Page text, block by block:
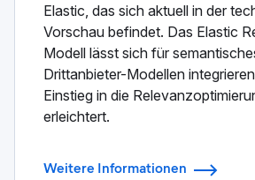
Elastic, das sich aktuell in der
Vorschau befindet. Das Elastic
Modell lässt sich für
Drittanbieter-Modellen
Einstieg in die
erleichtert.
Weitere Informationen